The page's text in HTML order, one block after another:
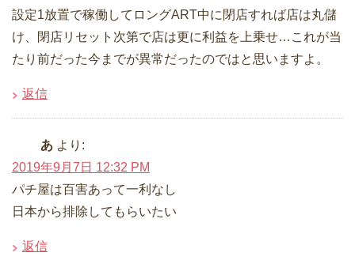
設定1放置で稼働してロングART中に閉店すれば店は丸儲
け、閉店リセット次第で店は更に利益を上乗せ…これが当
たり前だった今までが異常だったのではと思いますよ。
返信
あ より:
2019年9月7日 12:32 PM
パチ屋は百害あって一利なし
日本から排除してもらいたい
返信